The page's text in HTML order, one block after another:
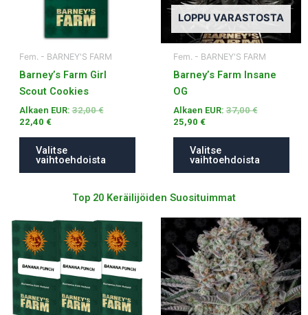
Fem. - BARNEY'S FARM
Barney’s Farm Girl
Scout Cookies
Alkaen EUR:32,00€
22,40 €
Valitse
vaihtoehdoista
valinnat
tuotteen
sivulla.
LOPPU VARASTOSTA
Fem. - BARNEY'S FARM
Barney’s Farm Insane
OG
Alkaen EUR:37,00€
25,90 €
Valitse
vaihtoehdoista
valinnat
tuotteen
sivulla.
Top 20 Keräilijöiden Suosituimmat
Tällä
tuotteella
on
useampi
muunnelma.
Voit
tuotteella
on
useampi
muunnelma.
Voit